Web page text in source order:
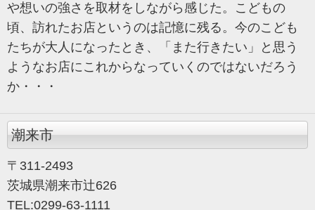
や想いの強さを取材をしながら感じた。こどもの
頃、訪れたお店というのは記憶に残る。今のこども
たちが大人になったとき、「また行きたい」と思う
ようなお店にこれからなっていくのではないだろう
か・・・
潮来市
〒311-2493
茨城県潮来市辻626
TEL:0299-63-1111